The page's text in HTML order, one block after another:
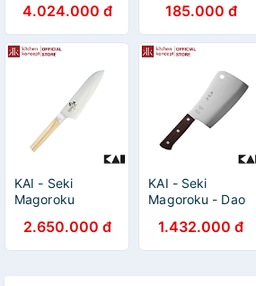
20cm
4.024.000 đ
Nhật Bản nhập
khẩu
185.000 đ
KAI - Seki
Magoroku
Santoku -
16.5cm
2.650.000 đ
KAI - Seki
Magoroku - Dao
1.432.000 đ